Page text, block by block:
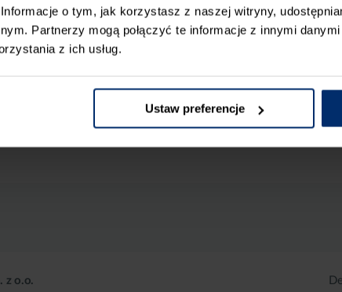
o tym, jak korzystasz z naszej witryny,
Partnerzy mogą połączyć te informacje z innymi
z ich usług.
Ustaw preferencje
z o.o.